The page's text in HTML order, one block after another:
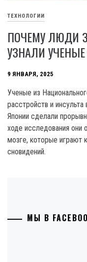
ТЕХНОЛОГИИ
ПОЧЕМУ ЛЮДИ
УЗНАЛИ
9 ЯНВАРЯ, 2025
Ученые из
расстройств и
Японии сделали
ходе исследования они
мозге, которые играют
сновидений.
МЫ В